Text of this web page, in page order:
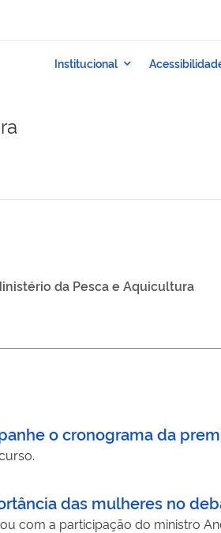
da Pesca e Aquicultura
o cronograma da
das mulheres no
com a participação do ministro